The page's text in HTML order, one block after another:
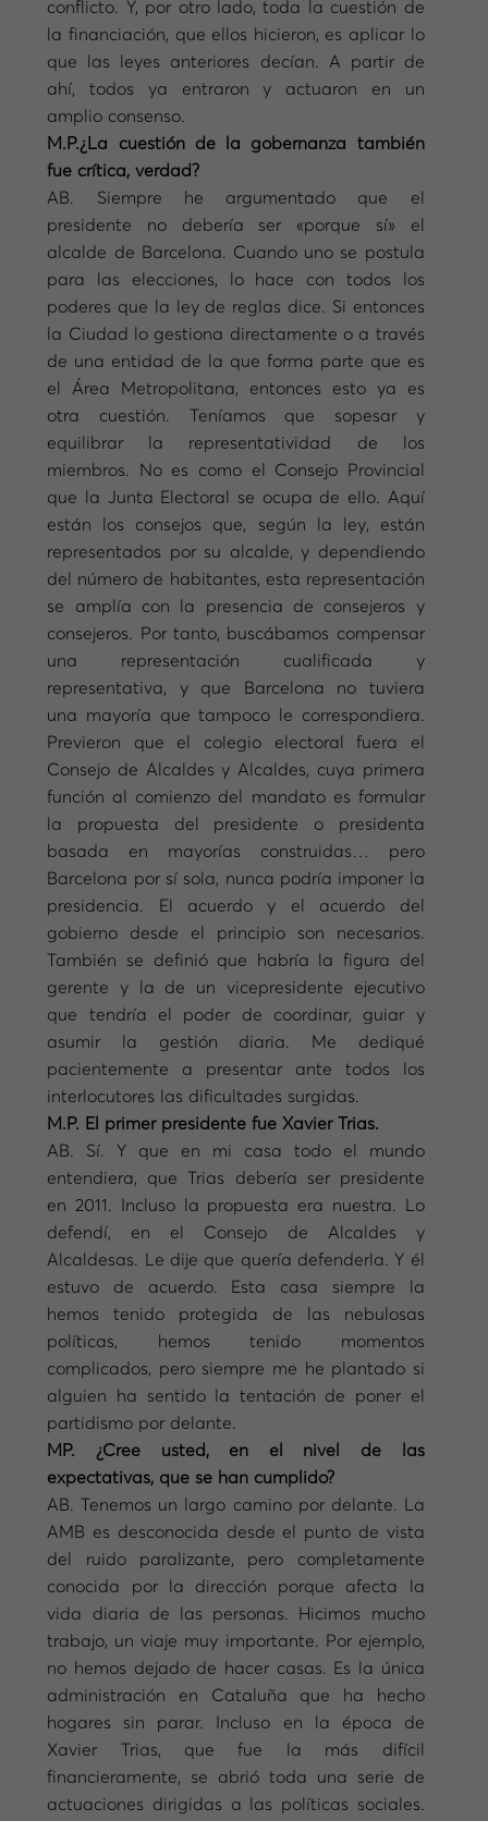
conflicto. Y, por otro lado, toda la cuestión de
la financiación, que ellos hicieron, es aplicar lo
que las leyes anteriores decían. A partir de
ahí, todos ya entraron y actuaron en un
amplio consenso.
M.P.¿La cuestión de la gobernanza también
fue crítica, verdad?
AB. Siempre he argumentado que el
presidente no debería ser «porque sí» el
alcalde de Barcelona. Cuando uno se postula
para las elecciones, lo hace con todos los
poderes que la ley de reglas dice. Si entonces
la Ciudad lo gestiona directamente o a través
de una entidad de la que forma parte que es
el Área Metropolitana, entonces esto ya es
otra cuestión. Teníamos que sopesar y
equilibrar la representatividad de los
miembros. No es como el Consejo Provincial
que la Junta Electoral se ocupa de ello. Aquí
están los consejos que, según la ley, están
representados por su alcalde, y dependiendo
del número de habitantes, esta representación
se amplía con la presencia de consejeros y
consejeros. Por tanto, buscábamos compensar
una representación cualificada y
representativa, y que Barcelona no tuviera
una mayoría que tampoco le correspondiera.
Previeron que el colegio electoral fuera el
Consejo de Alcaldes y Alcaldes, cuya primera
función al comienzo del mandato es formular
la propuesta del presidente o presidenta
basada en mayorías construidas… pero
Barcelona por sí sola, nunca podría imponer la
presidencia. El acuerdo y el acuerdo del
gobierno desde el principio son necesarios.
También se definió que habría la figura del
gerente y la de un vicepresidente ejecutivo
que tendría el poder de coordinar, guiar y
asumir la gestión diaria. Me dediqué
pacientemente a presentar ante todos los
interlocutores las dificultades surgidas.
M.P. El primer presidente fue Xavier Trias.
AB. Sí. Y que en mi casa todo el mundo
entendiera, que Trias debería ser presidente
en 2011. Incluso la propuesta era nuestra. Lo
defendí, en el Consejo de Alcaldes y
Alcaldesas. Le dije que quería defenderla. Y él
estuvo de acuerdo. Esta casa siempre la
hemos tenido protegida de las nebulosas
políticas, hemos tenido momentos
complicados, pero siempre me he plantado si
alguien ha sentido la tentación de poner el
partidismo por delante.
MP. ¿Cree usted, en el nivel de las
expectativas, que se han cumplido?
AB. Tenemos un largo camino por delante. La
AMB es desconocida desde el punto de vista
del ruido paralizante, pero completamente
conocida por la dirección porque afecta la
vida diaria de las personas. Hicimos mucho
trabajo, un viaje muy importante. Por ejemplo,
no hemos dejado de hacer casas. Es la única
administración en Cataluña que ha hecho
hogares sin parar. Incluso en la época de
Xavier Trias, que fue la más difícil
financieramente, se abrió toda una serie de
actuaciones dirigidas a las políticas sociales.